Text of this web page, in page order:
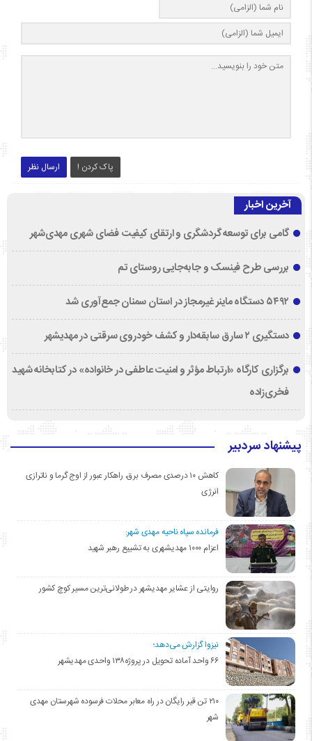
ارسال نظر پاک کردن !
آخرین اخبار
گامی برای توسعه گردشگری و ارتقای کیفیت فضای شهری مهدی‌شهر
بررسی طرح فینسک و جابه‌جایی روستای تم
۵۴۹۲ دستگاه ماینر غیرمجاز در استان سمنان جمع‌آوری شد
دستگیری ۲ سارق سابقه‌دار و کشف خودروی سرقتی در مهدیشهر
برگزاری کارگاه «ارتباط مؤثر و امنیت عاطفی در خانواده» در کتابخانه شهید
فخری‌زاده
پیشنهاد سردبیر
کاهش ۱۰ درصدی مصرف برق، راهکار عبور از اوج گرما و ناترازی
انرژی
فرمانده سپاه ناحیه مهدی شهر:
اعزام ۱۰۰۰ مهدیشهری به تشییع رهبر شهید
روایتی از عشایر مهدیشهر در طولانی‌ترین مسیر کوچ کشور
نیزوا گزارش می‌دهد؛
۶۶ واحد آماده تحویل در پروژه۱۳۸ واحدی مهدیشهر
۲۱۰ تن قیر رایگان در راه معابر محلات فرسوده شهرستان مهدی
شهر